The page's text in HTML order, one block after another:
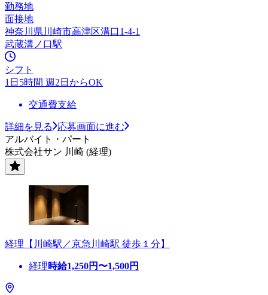
勤務地
面接地
神奈川県川崎市高津区溝口1-4-1
武蔵溝ノ口駅
シフト
1日5時間 週2日からOK
交通費支給
詳細を見る
応募画面に進む
アルバイト・パート
株式会社サン 川崎 (経理)
経理【川崎駅／京急川崎駅 徒歩１分】
経理時給1,250円〜1,500円